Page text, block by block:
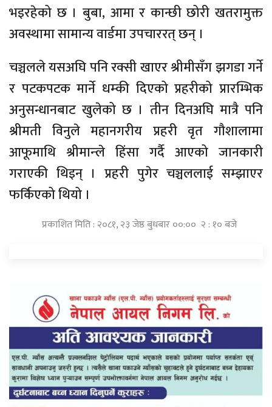
भइरहेको छ । बुबा, आमा र कान्छी छोरी खतरामुक्त
अवस्थामा सामान्य वार्डमा उपचाररत् छन् ।
चञ्चलले यसअघि पनि रक्सी खाएर श्रीमीसँग झगडा गर्ने
र पटकपटक मार्ने धम्की दिएको प्रहरीको प्रारम्भिक
अनुसन्धानबाट खुलेको छ । तीन दिनअघि मात्रै पनि
श्रीमती विनुले महानगरीय प्रहरी वृत गौशालामा
आफूमाथि श्रीमान्‍ले हिंसा गर्दै आएको जानकारी
गराएकी थिइन् । प्रहरी पुगेर चञ्चललाई सम्झाएर
फर्किएको थियो ।
प्रकाशित मिति : २०८१, २३ जेष्ठ बुधबार ००:०० २ : १० बजे